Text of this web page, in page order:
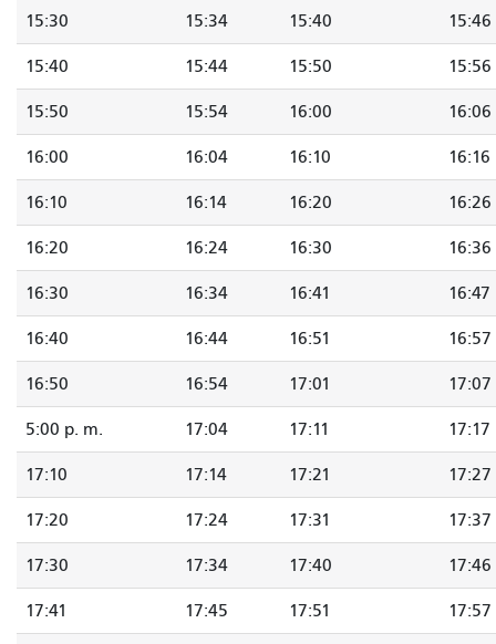
15:30 15:34 15:40 15:46
15:40 15:44 15:50 15:56
15:50 15:54 16:00 16:06
16:00 16:04 16:10 16:16
16:10 16:14 16:20 16:26
16:20 16:24 16:30 16:36
16:30 16:34 16:41 16:47
16:40 16:44 16:51 16:57
16:50 16:54 17:01 17:07
5:00 p. m. 17:04 17:11 17:17
17:10 17:14 17:21 17:27
17:20 17:24 17:31 17:37
17:30 17:34 17:40 17:46
17:41 17:45 17:51 17:57